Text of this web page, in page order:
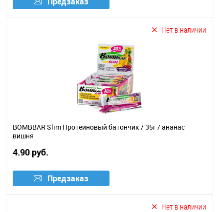
Нет в наличии
BOMBBAR Slim Протеиновый батончик / 35г / ананас
вишня
4.90 руб.
Предзаказ
Нет в наличии